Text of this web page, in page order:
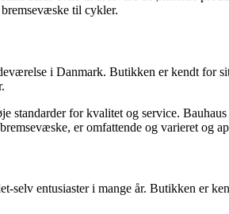
til cykler.
i Danmark. Butikken er kendt
standarder for kvalitet og service.
er omfattende og varieret og
selv entusiaster i mange år. Butikken er